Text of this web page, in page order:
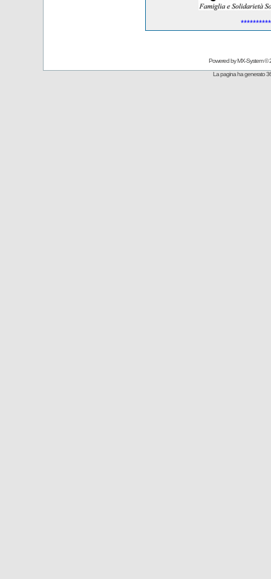
Powered byMX-System©
La pagina ha generato